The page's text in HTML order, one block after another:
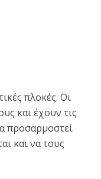
πλοκές. Οι
και έχουν τις
προσαρμοστεί
και να τους